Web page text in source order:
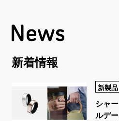
新着情報
新製品
シャ
ルデ